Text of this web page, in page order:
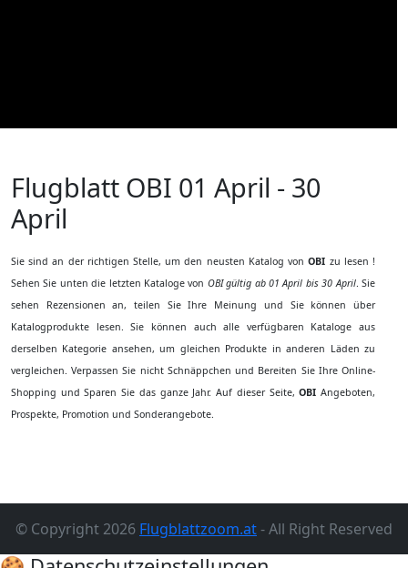
Flugblatt OBI 01 April - 30
April
Sie sind an der richtigen Stelle, um den neusten Katalog vonOBI zu lesen !
Sehen Sie unten die letzten Kataloge von OBI gültig ab 01 April bis 30 April. Sie
sehen Rezensionen an, teilen Sie Ihre Meinung und Sie können über
Katalogprodukte lesen. Sie können auch alle verfügbaren Kataloge aus
derselben Kategorie ansehen, um gleichen Produkte in anderen Läden zu
vergleichen. Verpassen Sie nicht Schnäppchen und Bereiten Sie Ihre Online-
Shopping und Sparen Sie das ganze Jahr. Auf dieser Seite,OBI Angeboten,
Prospekte, Promotion und Sonderangebote.
© Copyright 2026 Flugblattzoom.at- All Right Reserved